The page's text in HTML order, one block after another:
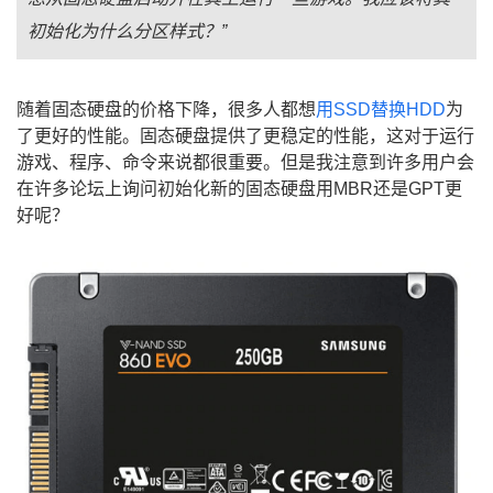
初始化为什么分区样式？”
随着固态硬盘的价格下降，很多人都想用SSD替换HDD为
了更好的性能。固态硬盘提供了更稳定的性能，这对于运行
游戏、程序、命令来说都很重要。但是我注意到许多用户会
在许多论坛上询问初始化新的固态硬盘用MBR还是GPT更
好呢？